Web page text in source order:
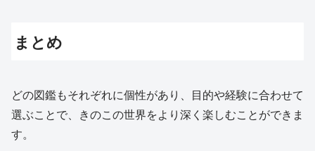
まとめ
どの図鑑もそれぞれに個性があり、目的や経験に合わせて
選ぶことで、きのこの世界をより深く楽しむことができま
す。